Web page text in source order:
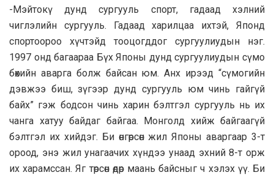
-Мэйтокү дунд сургууль спорт, гадаад хэлний
чиглэлийн сургууль. Гадаад харилцаа ихтэй, Японд
спортоороо хүчтэйд тооцогддог сургуулиудын нэг.
1997 онд багаараа Бүх Японы дунд сургуулиудын сүмо
бөхийн аварга болж байсан юм. Анх ирээд “сүмогийн
дэвжээ биш, зүгээр дунд сургууль юм чинь гайгүй
байх” гэж бодсон чинь харин бэлтгэл сургууль нь их
чанга хатуу байдаг байгаа. Монголд хийж байгаагүй
бэлтгэл их хийдэг. Би өнгөрсөн жил Японы аваргаар 3-т
ороод, энэ жил унагаачих хүндээ унаад эхний 8-т орж
их харамссан. Яг төрсөн өдөр маань байсныг ч хэлэх үү. Би